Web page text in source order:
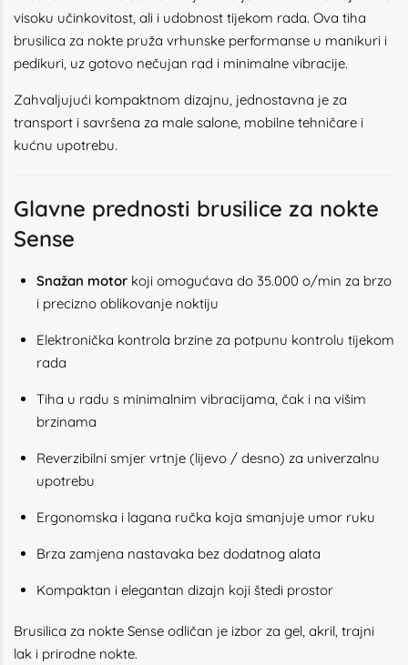
visoku učinkovitost, ali i udobnost tijekom rada. Ova tiha
brusilica za nokte pruža vrhunske performanse u manikuri i
pedikuri, uz gotovo nečujan rad i minimalne vibracije.
Zahvaljujući kompaktnom dizajnu, jednostavna je za
transport i savršena za male salone, mobilne tehničare i
kućnu upotrebu.
Glavne prednosti brusilice za nokte
Sense
Snažan motor koji omogućava do 35.000 o/min za brzo
i precizno oblikovanje noktiju
Elektronička kontrola brzine za potpunu kontrolu tijekom
rada
Tiha u radu s minimalnim vibracijama, čak i na višim
brzinama
Reverzibilni smjer vrtnje (lijevo / desno) za univerzalnu
upotrebu
Ergonomska i lagana ručka koja smanjuje umor ruku
Brza zamjena nastavaka bez dodatnog alata
Kompaktan i elegantan dizajn koji štedi prostor
Brusilica za nokte Sense odličan je izbor za gel, akril, trajni
lak i prirodne nokte.